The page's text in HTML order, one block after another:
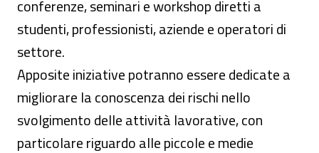
conferenze, seminari e workshop diretti a
studenti, professionisti, aziende e operatori di
settore.
Apposite iniziative potranno essere dedicate a
migliorare la conoscenza dei rischi nello
svolgimento delle attività lavorative, con
particolare riguardo alle piccole e medie